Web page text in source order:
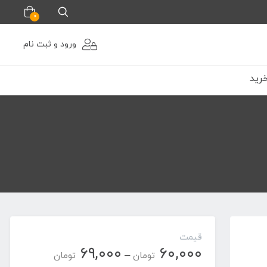
0
ورود و ثبت نام
قیمت
۶۰,۰۰۰ تومان – ۶۹,۰۰۰ تومان